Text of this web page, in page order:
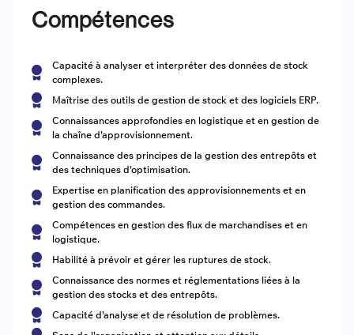
Compétences
Capacité à analyser et interpréter des données de stock
complexes.
Maîtrise des outils de gestion de stock et des logiciels ERP.
Connaissances approfondies en logistique et en gestion de
la chaîne d’approvisionnement.
Connaissance des principes de la gestion des entrepôts et
des techniques d’optimisation.
Expertise en planification des approvisionnements et en
gestion des commandes.
Compétences en gestion des flux de marchandises et en
logistique.
Habilité à prévoir et gérer les ruptures de stock.
Connaissance des normes et réglementations liées à la
gestion des stocks et des entrepôts.
Capacité d’analyse et de résolution de problèmes.